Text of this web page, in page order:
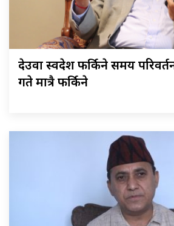
देउवा स्वदेश फर्किने समय
गते मात्रै फर्किने